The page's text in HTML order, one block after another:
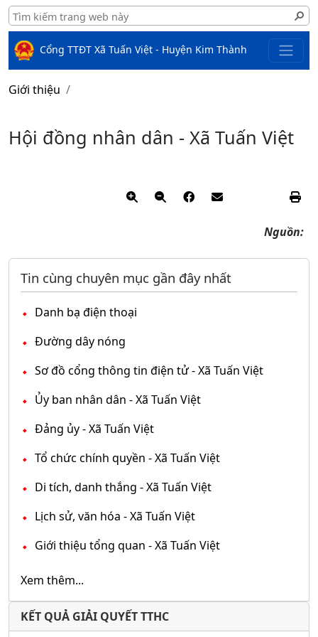
Cổng TTĐT Xã Tuấn Việt - Huyện Kim Thành
Giới thiệu
Hội đồng nhân dân - Xã Tuấn Việt
Nguồn:
Tin cùng chuyên mục gần đây nhất
Danh bạ điện thoại
Đường dây nóng
Sơ đồ cổng thông tin điện tử - Xã Tuấn Việt
Ủy ban nhân dân - Xã Tuấn Việt
Đảng ủy - Xã Tuấn Việt
Tổ chức chính quyền - Xã Tuấn Việt
Di tích, danh thắng - Xã Tuấn Việt
Lịch sử, văn hóa - Xã Tuấn Việt
Giới thiệu tổng quan - Xã Tuấn Việt
Xem thêm...
KẾT QUẢ GIẢI QUYẾT TTHC